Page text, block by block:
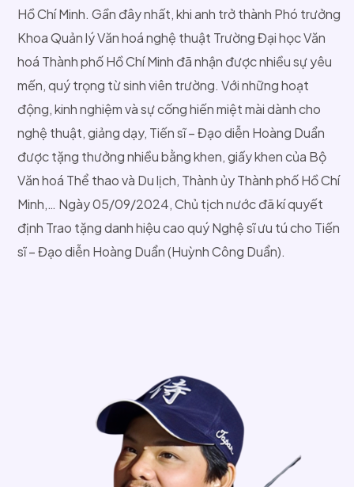
Hồ Chí Minh. Gần đây nhất, khi anh trở thành Phó trưởng
Khoa Quản lý Văn hoá nghệ thuật Trường Đại học Văn
hoá Thành phố Hồ Chí Minh đã nhận được nhiều sự yêu
mến, quý trọng từ sinh viên trường. Với những hoạt
động, kinh nghiệm và sự cống hiến miệt mài dành cho
nghệ thuật, giảng dạy, Tiến sĩ – Đạo diễn Hoàng Duẩn
được tặng thưởng nhiều bằng khen, giấy khen của Bộ
Văn hoá Thể thao và Du lịch, Thành ủy Thành phố Hồ Chí
Minh,… Ngày 05/09/2024, Chủ tịch nước đã kí quyết
định Trao tặng danh hiệu cao quý Nghệ sĩ ưu tú cho Tiến
sĩ – Đạo diễn Hoàng Duẩn (Huỳnh Công Duẩn).